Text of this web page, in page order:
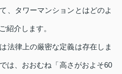
、タワーマンションとはどのよ
紹介します。
法律上の厳密な定義は存在しま
は、おおむね「高さがおよそ60